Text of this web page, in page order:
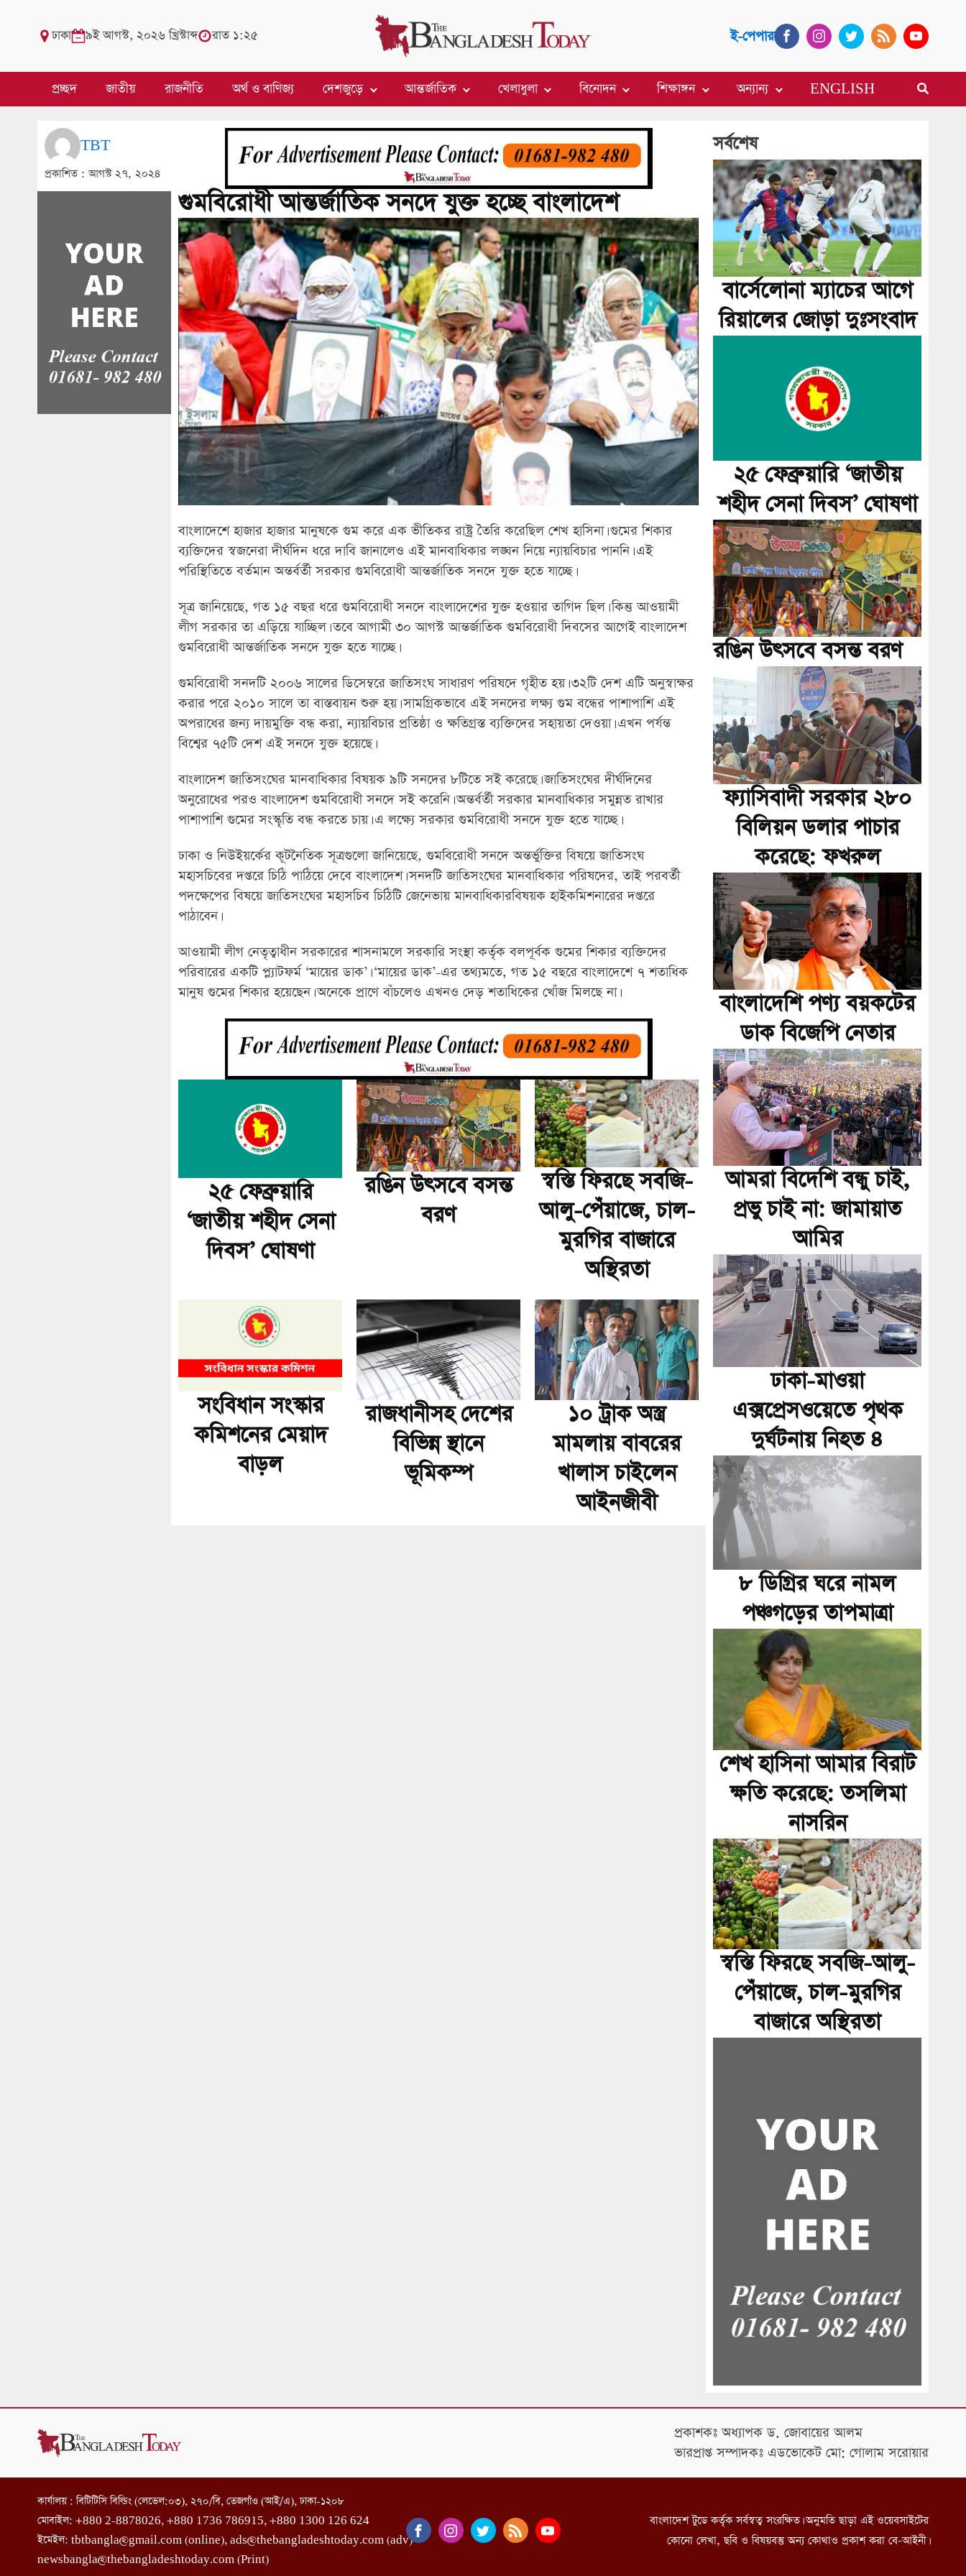
ঢাকা ৯ই আগস্ট, ২০২৬ খ্রিস্টাব্দ রাত ১:২৫ ই-পেপার
প্রচ্ছদ জাতীয় রাজনীতি অর্থ ও বাণিজ্য দেশজুড়ে আন্তর্জাতিক খেলাধুলা বিনোদন শিক্ষাঙ্গন অন্যান্য ENGLISH
TBT
প্রকাশিত :আগস্ট ২৭, ২০২৪
গুমবিরোধী আন্তর্জাতিক সনদে যুক্ত হচ্ছে বাংলাদেশ
বাংলাদেশে হাজার হাজার মানুষকে গুম করে এক ভীতিকর রাষ্ট্র তৈরি করেছিল শেখ হাসিনা। গুমের শিকার
ব্যক্তিদের স্বজনেরা দীর্ঘদিন ধরে দাবি জানালেও এই মানবাধিকার লঙ্ঘন নিয়ে ন্যায়বিচার পাননি। এই
পরিস্থিতিতে বর্তমান অন্তর্বর্তী সরকার গুমবিরোধী আন্তর্জাতিক সনদে যুক্ত হতে যাচ্ছে।
সূত্র জানিয়েছে, গত ১৫ বছর ধরে গুমবিরোধী সনদে বাংলাদেশের যুক্ত হওয়ার তাগিদ ছিল। কিন্তু আওয়ামী
লীগ সরকার তা এড়িয়ে যাচ্ছিল। তবে আগামী ৩০ আগস্ট আন্তর্জাতিক গুমবিরোধী দিবসের আগেই বাংলাদেশ
গুমবিরোধী আন্তর্জাতিক সনদে যুক্ত হতে যাচ্ছে।
গুমবিরোধী সনদটি ২০০৬ সালের ডিসেম্বরে জাতিসংঘ সাধারণ পরিষদে গৃহীত হয়। ৩২টি দেশ এটি অনুস্বাক্ষর
করার পরে ২০১০ সালে তা বাস্তবায়ন শুরু হয়। সামগ্রিকভাবে এই সনদের লক্ষ্য গুম বন্ধের পাশাপাশি এই
অপরাধের জন্য দায়মুক্তি বন্ধ করা, ন্যায়বিচার প্রতিষ্ঠা ও ক্ষতিগ্রস্ত ব্যক্তিদের সহায়তা দেওয়া। এখন পর্যন্ত
বিশ্বের ৭৫টি দেশ এই সনদে যুক্ত হয়েছে।
বাংলাদেশ জাতিসংঘের মানবাধিকার বিষয়ক ৯টি সনদের ৮টিতে সই করেছে। জাতিসংঘের দীর্ঘদিনের
অনুরোধের পরও বাংলাদেশ গুমবিরোধী সনদে সই করেনি। অন্তর্বর্তী সরকার মানবাধিকার সমুন্নত রাখার
পাশাপাশি গুমের সংস্কৃতি বন্ধ করতে চায়। এ লক্ষ্যে সরকার গুমবিরোধী সনদে যুক্ত হতে যাচ্ছে।
ঢাকা ও নিউইয়র্কের কূটনৈতিক সূত্রগুলো জানিয়েছে, গুমবিরোধী সনদে অন্তর্ভুক্তির বিষয়ে জাতিসংঘ
মহাসচিবের দপ্তরে চিঠি পাঠিয়ে দেবে বাংলাদেশ। সনদটি জাতিসংঘের মানবাধিকার পরিষদের, তাই পরবর্তী
পদক্ষেপের বিষয়ে জাতিসংঘের মহাসচিব চিঠিটি জেনেভায় মানবাধিকারবিষয়ক হাইকমিশনারের দপ্তরে
পাঠাবেন।
আওয়ামী লীগ নেতৃত্বাধীন সরকারের শাসনামলে সরকারি সংস্থা কর্তৃক বলপূর্বক গুমের শিকার ব্যক্তিদের
পরিবারের একটি প্ল্যাটফর্ম ‘মায়ের ডাক’। ‘মায়ের ডাক’-এর তথ্যমতে, গত ১৫ বছরে বাংলাদেশে ৭ শতাধিক
মানুষ গুমের শিকার হয়েছেন। অনেকে প্রাণে বাঁচলেও এখনও দেড় শতাধিকের খোঁজ মিলছে না।
২৫ ফেব্রুয়ারি
‘জাতীয় শহীদ সেনা
দিবস’ ঘোষণা
রঙিন উৎসবে বসন্ত
বরণ
স্বস্তি ফিরছে সবজি-
আলু-পেঁয়াজে, চাল-
মুরগির বাজারে
অস্থিরতা
সংবিধান সংস্কার
কমিশনের মেয়াদ
বাড়ল
রাজধানীসহ দেশের
বিভিন্ন স্থানে
ভূমিকম্প
১০ ট্রাক অস্ত্র
মামলায় বাবরের
খালাস চাইলেন
আইনজীবী
সর্বশেষ
বার্সেলোনা ম্যাচের আগে
রিয়ালের জোড়া দুঃসংবাদ
২৫ ফেব্রুয়ারি ‘জাতীয়
শহীদ সেনা দিবস’ ঘোষণা
রঙিন উৎসবে বসন্ত বরণ
ফ্যাসিবাদী সরকার ২৮০
বিলিয়ন ডলার পাচার
করেছে: ফখরুল
বাংলাদেশি পণ্য বয়কটের
ডাক বিজেপি নেতার
আমরা বিদেশি বন্ধু চাই,
প্রভু চাই না: জামায়াত
আমির
ঢাকা-মাওয়া
এক্সপ্রেসওয়েতে পৃথক
দুর্ঘটনায় নিহত ৪
৮ ডিগ্রির ঘরে নামল
পঞ্চগড়ের তাপমাত্রা
শেখ হাসিনা আমার বিরাট
ক্ষতি করেছে: তসলিমা
নাসরিন
স্বস্তি ফিরছে সবজি-আলু-
পেঁয়াজে, চাল-মুরগির
বাজারে অস্থিরতা
প্রকাশকঃ অধ্যাপক ড. জোবায়ের আলম
ভারপ্রাপ্ত সম্পাদকঃ এডভোকেট মো: গোলাম সরোয়ার
কার্যালয় : বিটিটিসি বিল্ডিং (লেভেল:০৩), ২৭০/বি, তেজগাঁও (আই/এ), ঢাকা-১২০৮
মোবাইল: +880 2-8878026, +880 1736 786915, +880 1300 126 624
ইমেইল: tbtbangla@gmail.com (online), ads@thebangladeshtoday.com (adv)
newsbangla@thebangladeshtoday.com (Print)
বাংলাদেশ টুডে কর্তৃক সর্বস্বত্ব সংরক্ষিত। অনুমতি ছাড়া এই ওয়েবসাইটের
কোনো লেখা, ছবি ও বিষয়বস্তু অন্য কোথাও প্রকাশ করা বে-আইনী।